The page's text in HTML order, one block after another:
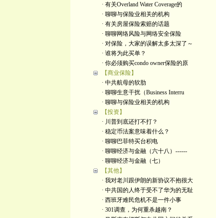
· 有关Overland Water Coverage的
· 聊聊与保险业相关的机构
· 有关房屋保险索赔的话题
· 聊聊网络风险与网络安全保险
· 对保险，大家的误解太多太深了～
· 谁将为此买单？
· 你必须购买condo owner保险的原
【商业保险】
· 中共航母的软肋
· 聊聊生意干扰（Business Interru
· 聊聊与保险业相关的机构
【投资】
· 川普到底还打不打？
· 稳定币法案意味着什么？
· 聊聊巴菲特买台积电
· 聊聊经济与金融（六十八）------
· 聊聊经济与金融（七）
【其他】
· 我对老川跟伊朗的新协议不抱很大
· 中共国的人终于受不了华为的无耻
· 西班牙难民危机不是一件小事
· 301调查，为何重杀越南？